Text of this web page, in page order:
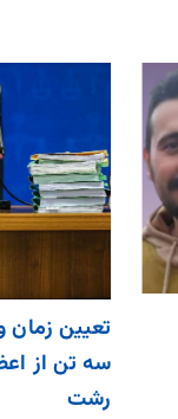
تعیین زمان
سه تن از
رشت